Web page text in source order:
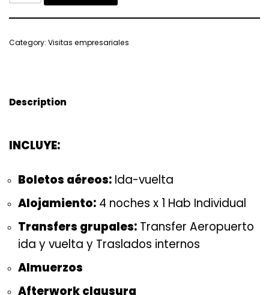
Category: Visitas empresariales
Description
INCLUYE:
Boletos aéreos: Ida-vuelta
Alojamiento: 4 noches x 1 Hab Individual
Transfers grupales: Transfer Aeropuerto
ida y vuelta y Traslados internos
Almuerzos
Afterwork clausura